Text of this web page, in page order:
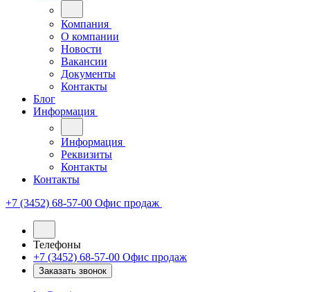
Компания
О компании
Новости
Вакансии
Документы
Контакты
Блог
Информация
Информация
Реквизиты
Контакты
Контакты
+7 (3452) 68-57-00 Офис продаж
Телефоны
+7 (3452) 68-57-00 Офис продаж
Заказать звонок